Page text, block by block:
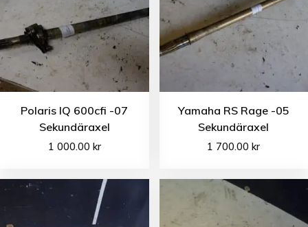
Polaris IQ 600cfi -07
Sekundäraxel
1 000.00 kr
Yamaha RS Rage -05
Sekundäraxel
1 700.00kr